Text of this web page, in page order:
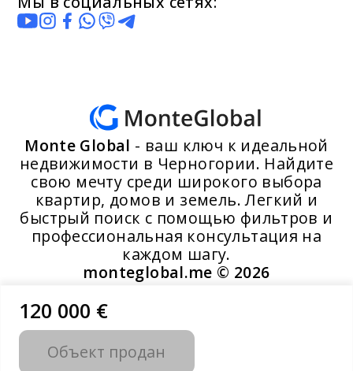
120 000 €
Объект продан
Monte Global - ваш ключ к идеальной
недвижимости в Черногории. Найдите
свою мечту среди широкого выбора
квартир, домов и земель. Легкий и
быстрый поиск с помощью фильтров и
профессиональная консультация на
каждом шагу.
monteglobal.me © 2026
Разработано MoosYo LLC